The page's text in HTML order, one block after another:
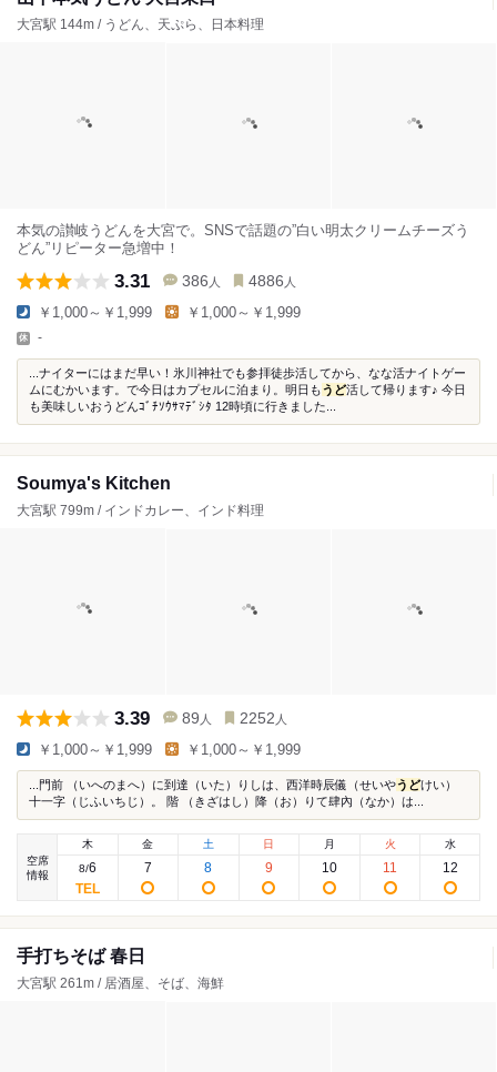
大宮駅 144m / うどん、天ぷら、日本料理
本気の讃岐うどんを大宮で。SNSで話題の”白い明太クリームチーズう
どん”リピーター急増中！
3.31 386 人 4886 人
￥1,000～￥1,999 ￥1,000～￥1,999
-
...ナイターにはまだ早い！氷川神社でも参拝徒歩活してから、なな活ナイトゲー
ムにむかいます。で今日はカプセルに泊まり。明日もうど活して帰ります♪ 今日
も美味しいおうどんｺﾞﾁｿｳｻﾏﾃﾞｼﾀ 12時頃に行きました...
Soumya's Kitchen
大宮駅 799m / インドカレー、インド料理
3.39 89 人 2252 人
￥1,000～￥1,999 ￥1,000～￥1,999
...門前 （いへのまへ）に到達（いた）りしは、西洋時辰儀（せいやうどけい）
十一字（じふいちじ）。 階 （きざはし）降（お）りて肆內（なか）は...
空席
情報
木
8/6
金
7
土
8
日
9
月
10
火
11
水
12
手打ちそば 春日
大宮駅 261m / 居酒屋、そば、海鮮